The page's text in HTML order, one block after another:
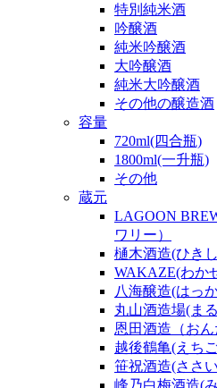
特別純米酒
吟醸酒
純米吟醸酒
大吟醸酒
純米大吟醸酒
その他の醸造酒
容量
720ml(四合瓶)
1800ml(一升瓶)
その他
蔵元
LAGOON
ワリー）
樋木酒造(ひき
WAKAZE(わか
八海醸造(はっ
丸山酒造場(ま
恩田酒造（おん
越後鶴亀(えち
笹祝酒造(ささ
峰乃白梅酒造(